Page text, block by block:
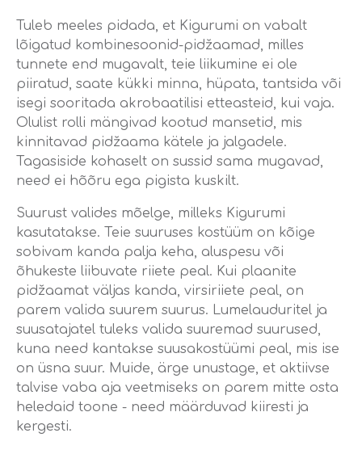
Tuleb meeles pidada, et Kigurumi on vabalt
lõigatud kombinesoonid-pidžaamad, milles
tunnete end mugavalt, teie liikumine ei ole
piiratud, saate kükki minna, hüpata, tantsida või
isegi sooritada akrobaatilisi etteasteid, kui vaja.
Olulist rolli mängivad kootud mansetid, mis
kinnitavad pidžaama kätele ja jalgadele.
Tagasiside kohaselt on sussid sama mugavad,
need ei hõõru ega pigista kuskilt.
Suurust valides mõelge, milleks Kigurumi
kasutatakse. Teie suuruses kostüüm on kõige
sobivam kanda palja keha, aluspesu või
õhukeste liibuvate riiete peal. Kui plaanite
pidžaamat väljas kanda, virsiriiete peal, on
parem valida suurem suurus. Lumelauduritel ja
suusatajatel tuleks valida suuremad suurused,
kuna need kantakse suusakostüümi peal, mis ise
on üsna suur. Muide, ärge unustage, et aktiivse
talvise vaba aja veetmiseks on parem mitte osta
heledaid toone - need määrduvad kiiresti ja
kergesti.